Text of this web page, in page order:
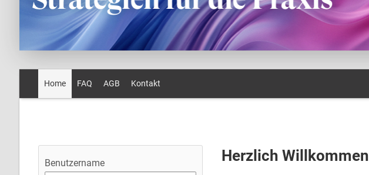
Home FAQ AGB Kontakt
Benutzername Herzlich Willkommen